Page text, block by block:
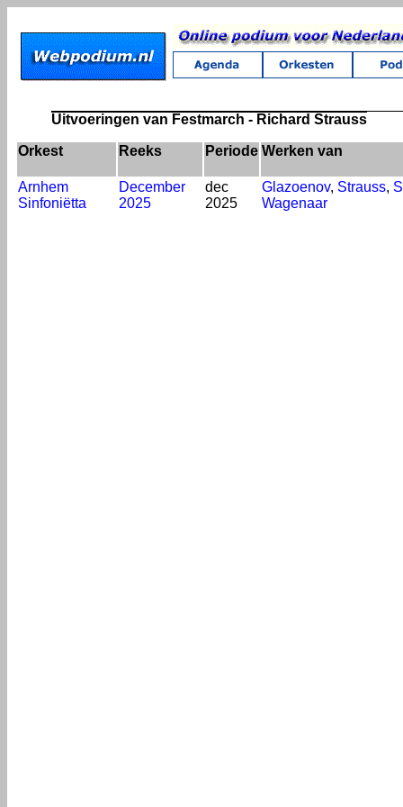
Uitvoeringen van Festmarch - Richard Strauss
Orkest Reeks Periode Werken van
Arnhem
Sinfoniëtta
December
2025
dec
2025
Glazoenov, Strauss,
Wagenaar